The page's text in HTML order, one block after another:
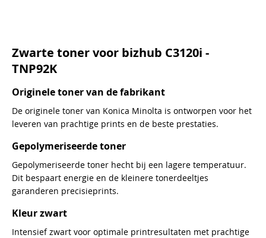
Zwarte toner voor bizhub C3120i -
TNP92K
Originele toner van de fabrikant
De originele toner van Konica Minolta is ontworpen voor het
leveren van prachtige prints en de beste prestaties.
Gepolymeriseerde toner
Gepolymeriseerde toner hecht bij een lagere temperatuur.
Dit bespaart energie en de kleinere tonerdeeltjes
garanderen precisieprints.
Kleur zwart
Intensief zwart voor optimale printresultaten met prachtige